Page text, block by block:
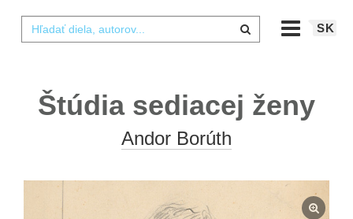
SK
Štúdia sediacej ženy
Andor Borúth